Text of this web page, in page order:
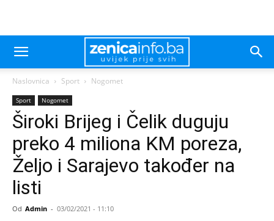
Naslovnica Sport Nogomet
Sport Nogomet
Široki Brijeg i Čelik duguju
preko 4 miliona KM poreza,
Željo i Sarajevo također na
listi
Od Admin - 03/02/2021 - 11:10